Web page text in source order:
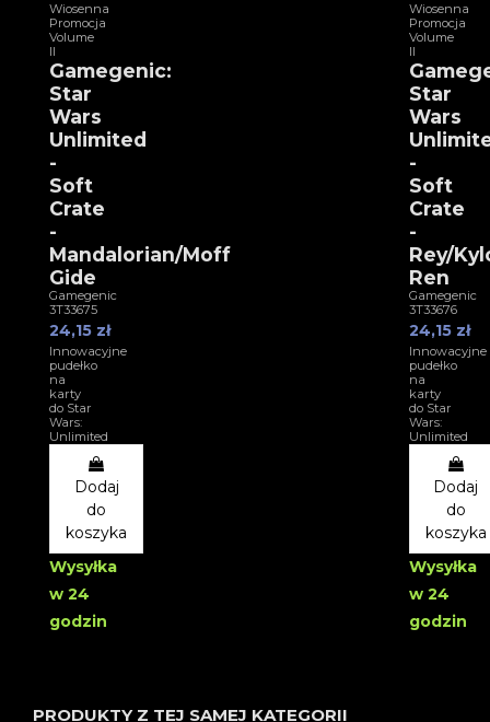
Wiosenna
Promocja
Volume
II
Gamegenic:
Star
Wars
Unlimited
-
Soft
Crate
-
Mandalorian/Moff
Gide
Gamegenic
3T33675
24,15 zł
Innowacyjne
pudełko
na
karty
do Star
Wars:
Unlimited
Dodaj
do
koszyka
Wysyłka
w 24
godzin
Wiosenna
Promocja
Volume
II
Star
Wars
-
Soft
Crate
-
Rey/
Ren
Gamegenic
3T33676
24,15 zł
Innowacyjne
pudełko
na
karty
do Star
Wars:
Unlimited
Dodaj
do
koszyka
Wysyłka
w 24
godzin
PRODUKTY Z TEJ SAMEJ KATEGORII